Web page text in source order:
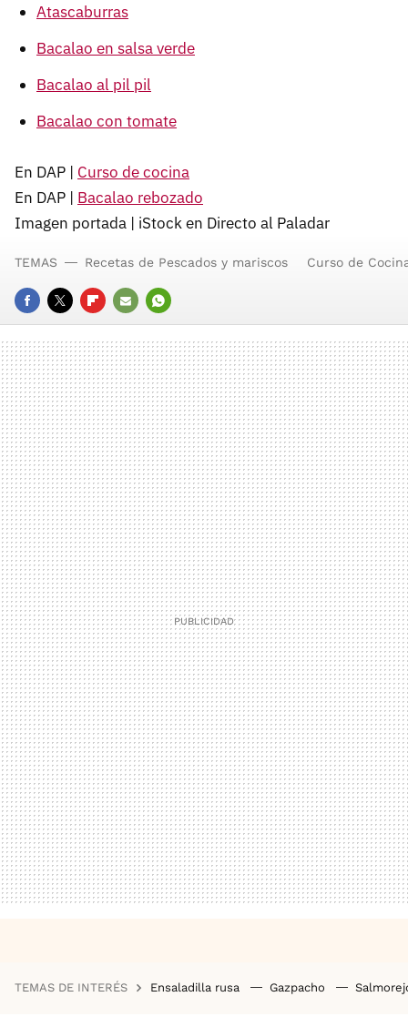
Atascaburras
Bacalao en salsa verde
Bacalao al pil pil
Bacalao con tomate
En DAP | Curso de cocina
En DAP | Bacalao rebozado
Imagen portada | iStock en Directo al Paladar
FACEBOOK
TWITTERFLIPBOARD
E-
MAIL
WHATSAPP
TEMAS Recetas de Pescados y mariscos Curso de
TEMAS DE INTERÉS Ensaladilla rusa Gazpacho